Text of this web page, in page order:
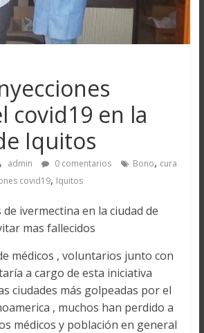
covid19 en la
Iquitos
admin 0 comentarios Bono, cura
covid19, Iquitos
ivermectina en la ciudad de
mas fallecidos
médicos , voluntarios junto con
a cargo de esta iniciativa
ciudades más golpeadas por el
, muchos han perdido a
médicos y población en general